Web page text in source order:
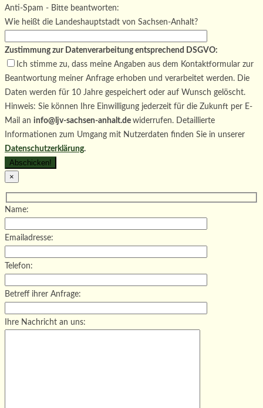
Bitte lasse dieses Feld leer.
Anti-Spam - Bitte beantworten:
Wie heißt die Landeshauptstadt von Sachsen-Anhalt?
Zustimmung zur Datenverarbeitung entsprechend DSGVO:
Ich stimme zu, dass meine Angaben aus dem Kontaktformular zur
Beantwortung meiner Anfrage erhoben und verarbeitet werden. Die
Daten werden für 10 Jahre gespeichert oder auf Wunsch gelöscht.
Hinweis: Sie können Ihre Einwilligung jederzeit für die Zukunft per E-
Mail an info@ljv-sachsen-anhalt.de widerrufen. Detaillierte
Informationen zum Umgang mit Nutzerdaten finden Sie in unserer
Datenschutzerklärung.
×
Name:
Emailadresse:
Telefon:
Betreff ihrer Anfrage:
Ihre Nachricht an uns: